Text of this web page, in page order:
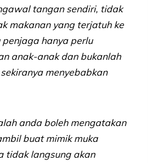
tangan sendiri, tidak
makanan yang terjatuh ke
hanya perlu
anak-anak dan bukanlah
menyebabkan
anda boleh mengatakan
buat mimik muka
tidak langsung akan